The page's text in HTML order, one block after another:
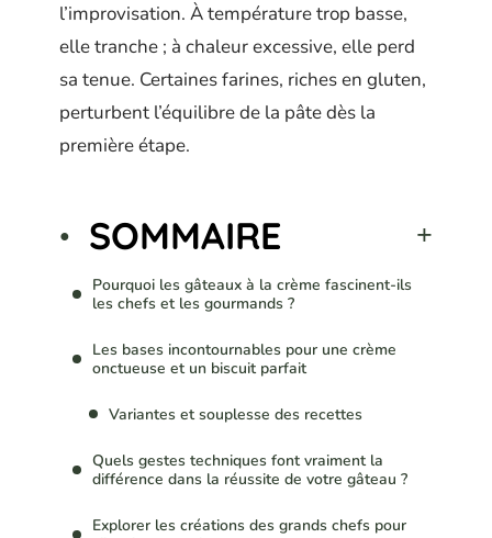
l’improvisation. À température trop basse,
elle tranche ; à chaleur excessive, elle perd
sa tenue. Certaines farines, riches en gluten,
perturbent l’équilibre de la pâte dès la
première étape.
SOMMAIRE
Pourquoi les gâteaux à la crème fascinent-ils
les chefs et les gourmands ?
Les bases incontournables pour une crème
onctueuse et un biscuit parfait
Variantes et souplesse des recettes
Quels gestes techniques font vraiment la
différence dans la réussite de votre gâteau ?
Explorer les créations des grands chefs pour